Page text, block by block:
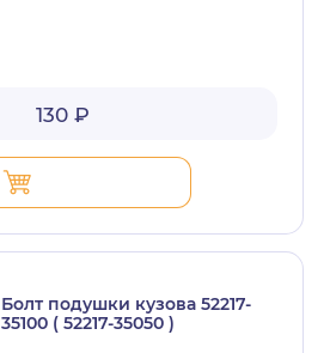
130 ₽
Болт подушки кузова 52217-
35100 ( 52217-35050 )